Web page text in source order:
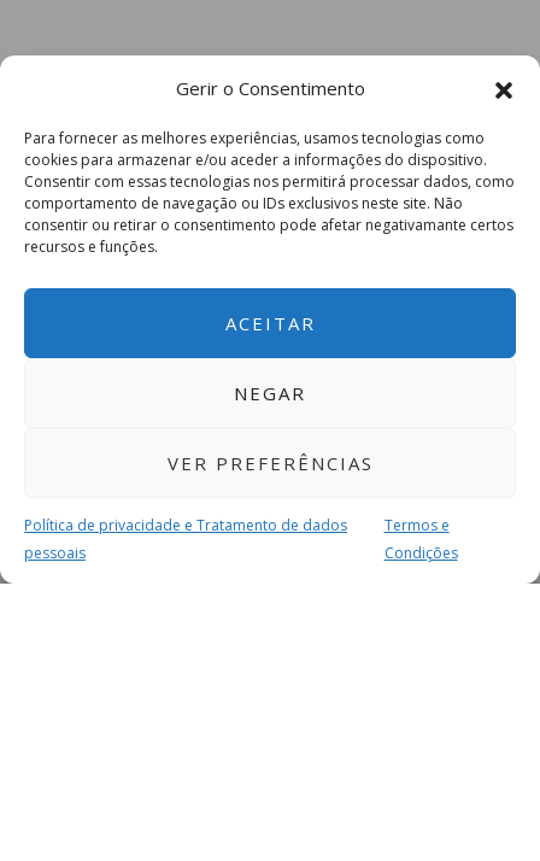
Gerir o Consentimento
Para fornecer as melhores experiências, usamos tecnologias como
cookies para armazenar e/ou aceder a informações do dispositivo.
Consentir com essas tecnologias nos permitirá processar dados, como
comportamento de navegação ou IDs exclusivos neste site. Não
consentir ou retirar o consentimento pode afetar negativamante certos
recursos e funções.
ACEITAR
NEGAR
VER PREFERÊNCIAS
Política de privacidade e Tratamento de dados
pessoais
Termos e
Condições